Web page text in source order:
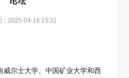
：2025-04-16 15:31
威尔士大学、中国矿业大学和西